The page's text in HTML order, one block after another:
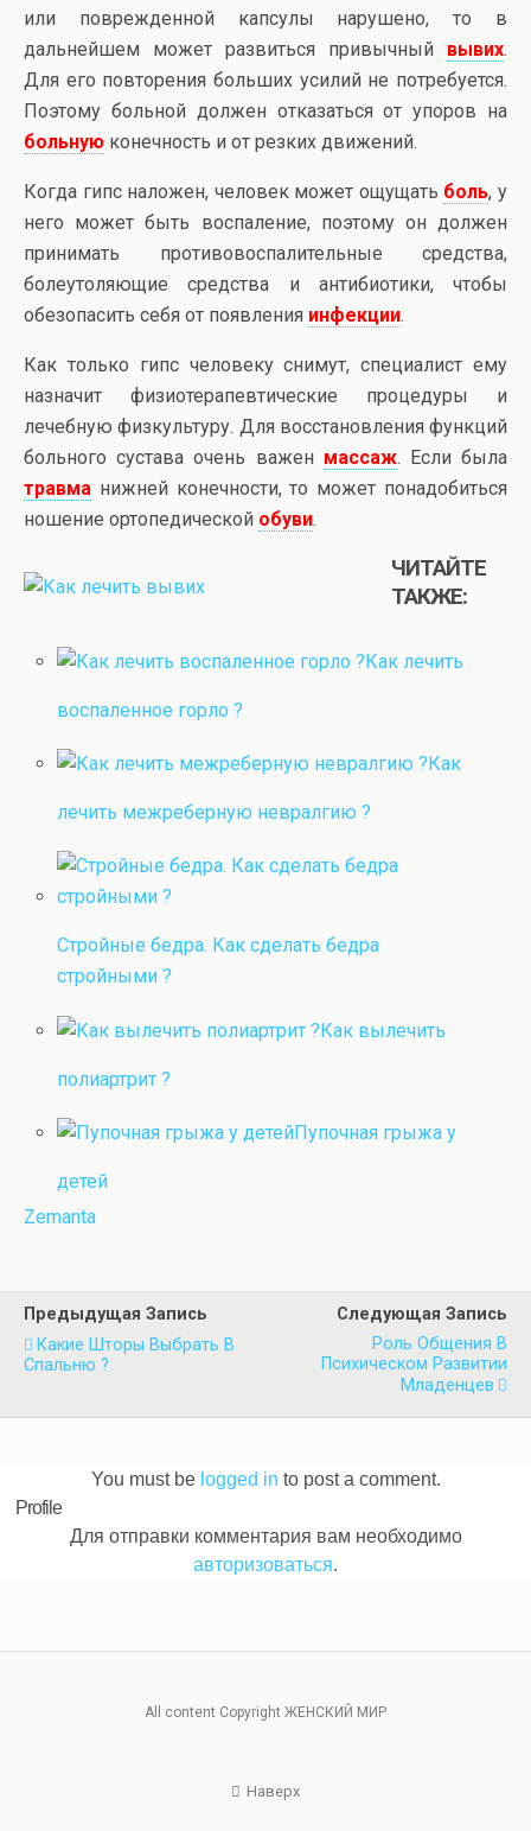
или поврежденной капсулы нарушено, то в
дальнейшем может развиться привычный вывих.
Для его повторения больших усилий не потребуется.
Поэтому больной должен отказаться от упоров на
больную конечность и от резких движений.
Когда гипс наложен, человек может ощущать боль, у
него может быть воспаление, поэтому он должен
принимать противовоспалительные средства,
болеутоляющие средства и антибиотики, чтобы
обезопасить себя от появления инфекции.
Как только гипс человеку снимут, специалист ему
назначит физиотерапевтические процедуры и
лечебную физкультуру. Для восстановления функций
больного сустава очень важен массаж. Если была
травма нижней конечности, то может понадобиться
ношение ортопедической обуви.
ЧИТАЙТЕ
ТАКЖЕ:
Как лечить
воспаленное горло ?
Как
лечить межреберную невралгию ?
Стройные бедра. Как сделать бедра
стройными ?
Как вылечить
полиартрит ?
Пупочная грыжа у
детей
Zemanta
Предыдущая Запись
Какие Шторы Выбрать В
Спальню ?
Следующая Запись
Роль Общения В
Психическом Развитии
Младенцев
You must be logged in to post a comment.
Profile
Для отправки комментария вам необходимо
авторизоваться.
All content Copyright ЖЕНСКИЙ МИР
Наверх